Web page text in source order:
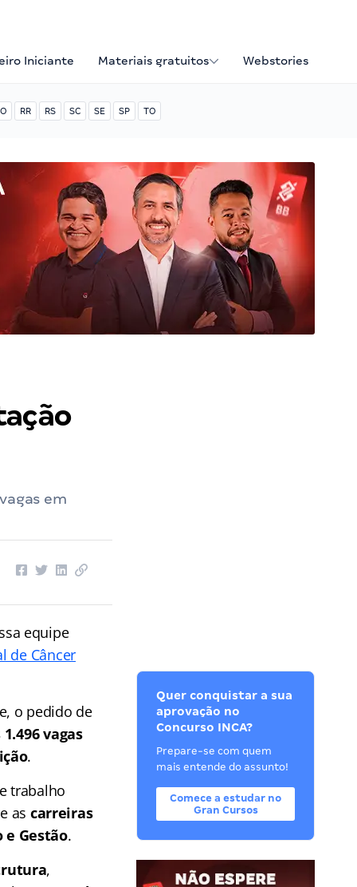
Iniciante Materiais gratuitos Webstories
RR RS SC SE SP TO
em
equipe
de Câncer
o pedido de
vagas
.
trabalho
as carreiras
e Gestão.
,
Quer conquistar a sua
aprovação no
Concurso INCA?
Prepare-se com quem
mais entende do assunto!
Comece a estudar no
Gran Cursos